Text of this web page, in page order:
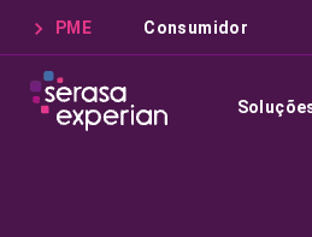
PME Consumidor